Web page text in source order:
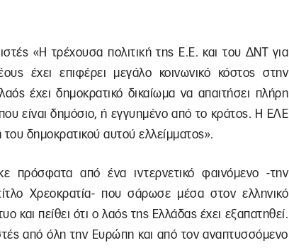
«Η τρέχουσα πολιτική της Ε.Ε. και του ΔΝΤ για
έχει επιφέρει μεγάλο κοινωνικό κόστος στην
έχει δημοκρατικό δικαίωμα να απαιτήσει πλήρη
είναι δημόσιο, ή εγγυημένο από το κράτος. Η ΕΛΕ
δημοκρατικού αυτού ελλείμματος».
πρόσφατα από ένα ιντερνετικό φαινόμενο -την
Χρεοκρατία- που σάρωσε μέσα στον ελληνικό
και πείθει ότι ο λαός της Ελλάδας έχει εξαπατηθεί.
από όλη την Ευρώπη και από τον αναπτυσσόμενο